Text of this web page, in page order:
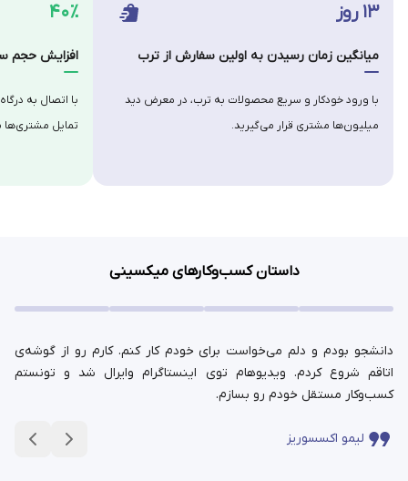
۴۰٪
افزایش حجم
با اتصال به
تمایل
۱۳ روز
میانگین زمان رسیدن به اولین سفارش از ترب
با ورود خودکار و سریع محصولات به ترب، در معرض دید
میلیون‌ها مشتری قرار می‌گیرید.
داستان کسب‌وکارهای میکسینی
دانشجو بودم و دلم می‌خواست برای خودم کار کنم. کارم رو از گوشه‌ی
اتاقم شروع کردم. ویدیوهام توی اینستاگرام وایرال شد و تونستم
کسب‌وکار مستقل خودم رو بسازم.
لیمو اکسسوریز